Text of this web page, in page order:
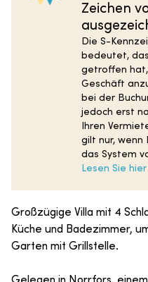
Zeichen
Die S-
bedeutet,
getroffen hat,
Geschäft
bei der
jedoch erst
Ihren
gilt nur, wenn
das System
Lesen Sie
Großzügige Villa mit 4
Küche und Badezimmer,
Garten mit Grillstelle.